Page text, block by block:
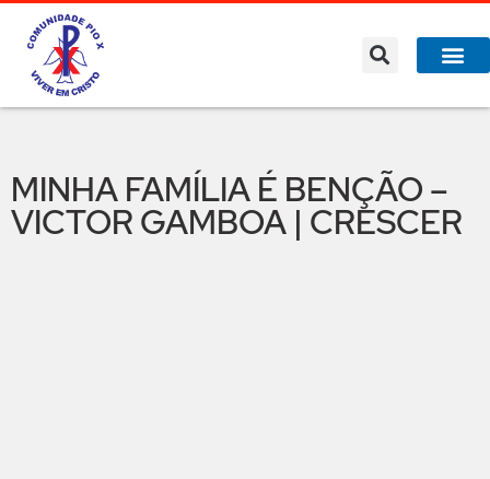
MINHA FAMÍLIA É BENÇÃO –
VICTOR GAMBOA | CRESCER